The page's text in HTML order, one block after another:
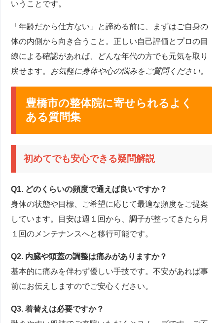
いうことです。
「年齢だから仕方ない」と諦める前に、まずはご自身の
体の内側から向き合うこと。正しい自己評価とプロの目
線による確認があれば、どんな年代の方でも元気を取り
戻せます。
お気軽に身体や心の悩みをご質問ください。
豊橋市の整体院に寄せられるよく
ある質問集
初めてでも安心できる疑問解説
Q1. どのくらいの頻度で通えば良いですか？
身体の状態や目標、ご希望に応じて最適な頻度をご提案
しています。目安は週１回から、調子が整ってきたら月
１回のメンテナンスへと移行可能です。
Q2. 内臓や頭蓋の調整は痛みがありますか？
基本的に痛みを伴わず優しい手技です。不安があれば事
前にお伝えしますのでご安心ください。
Q3. 着替えは必要ですか？